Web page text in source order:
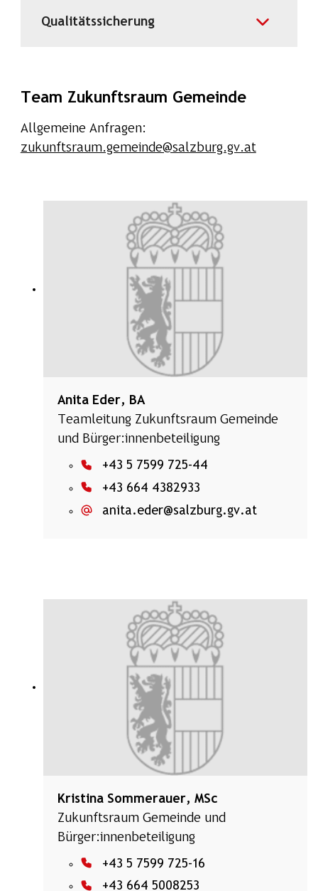
Qualitätssicherung
Team Zukunftsraum Gemeinde
Allgemeine Anfragen:
zukunftsraum.gemeinde@salzburg.gv.at
Liste der Mitarbeiterinnen und
Anita Eder, BA
Teamleitung Zukunftsraum Gemeinde
und Bürger:innenbeteiligung
+43 5 7599 725-44
+43 664 4382933
anita.eder@salzburg.gv.at
Kristina Sommerauer, MSc
Zukunftsraum Gemeinde und
Bürger:innenbeteiligung
+43 5 7599 725-16
+43 664 5008253